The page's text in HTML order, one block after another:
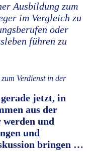
Ausbildung zum
im Vergleich zu
oder
führen zu
Verdienst in der
jetzt, in
aus der
werden und
und
bringen …